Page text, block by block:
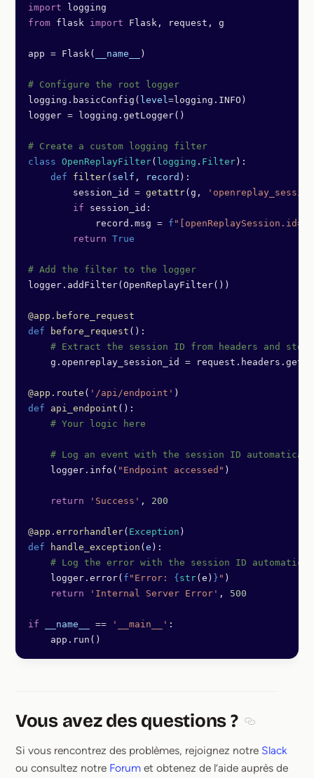
import logging
from flask import Flask, request, g
app = Flask( __name__ )
# Configure the root logger
logging.basicConfig( level=logging.INFO)
logger = logging.getLogger()
# Create a custom logging filter
class OpenReplayFilter( logging . Filter ):
    def
filter( self , record ):
        session_id
= getattr(g,
        if
session_id:
            record.msg
= f "[openReplaySession.id=
        return
True
# Add the filter to the logger
logger.addFilter(OpenReplayFilter())
@app.before_request
def before_request ():
# Extract the session ID from headers and
    g.openreplay_session_id
= request.headers.get(
@app.route ( '/api/endpoint' )
def api_endpoint ():
    # Your logic here
# Log an event with the session ID
    logger.info(
"Endpoint accessed" )
    return
'Success' , 200
@app.errorhandler( Exception )
def handle_exception ( e ):
# Log the error with the session ID
    logger.error(
f "Error: { str(e) } " )
    return
'Internal Server Error' , 500
if __name__ == '__main__' :
    app.run()
Vous avez des questions ?
Si vous rencontrez des problèmes, rejoignez notre Slack
ou consultez notre Forum et obtenez de l’aide auprès de